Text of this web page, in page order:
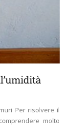
Per risolvere il
molto